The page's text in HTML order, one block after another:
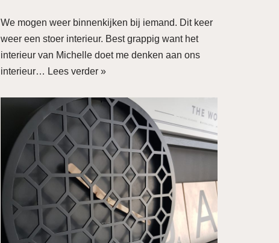
We mogen weer binnenkijken bij iemand. Dit keer
weer een stoer interieur. Best grappig want het
interieur van Michelle doet me denken aan ons
interieur… Lees verder »